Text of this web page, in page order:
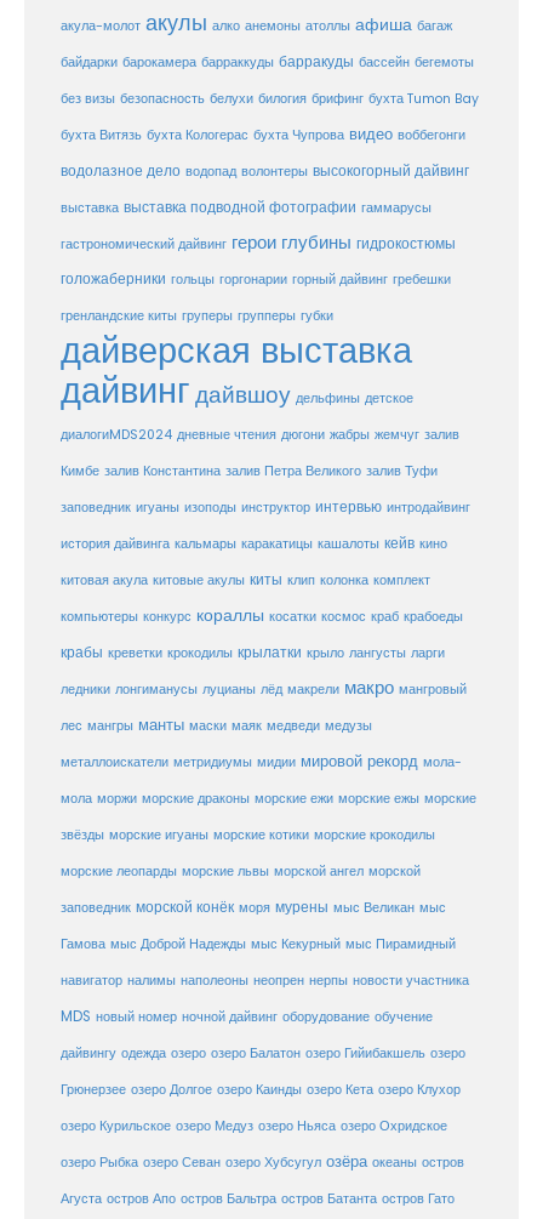
акула-молот акулы алко анемоны атоллы афиша багаж
байдарки барокамера барраккуды барракуды бассейн бегемоты
без визы безопасность белухи билогия брифинг бухта Tumon Bay
бухта Витязь бухта Кологерас бухта Чупрова видео воббегонги
водолазное дело водопад волонтеры высокогорный дайвинг
выставка выставка подводной фотографии гаммарусы
гастрономический дайвинг герои глубины гидрокостюмы
голожаберники гольцы горгонарии горный дайвинг гребешки
гренландские киты груперы групперы губки
дайверская выставка
дайвингдайвшоу дельфины детское
диалогиMDS2024 дневные чтения дюгони жабры жемчуг залив
Кимбе залив Константина залив Петра Великого залив Туфи
заповедник игуаны изоподы инструктор интервью интродайвинг
история дайвинга кальмары каракатицы кашалоты кейв кино
китовая акула китовые акулы киты клип колонка комплект
компьютеры конкурс кораллы косатки космос краб крабоеды
крабы креветки крокодилы крылатки крыло лангусты ларги
ледники лонгиманусы луцианы лёд макрели макро мангровый
лес мангры манты маски маяк медведи медузы
металлоискатели метридиумы мидии мировой рекорд мола-
мола моржи морские драконы морские ежи морские ежы морские
звёзды морские игуаны морские котики морские крокодилы
морские леопарды морские львы морской ангел морской
заповедник морской конёк моря мурены мыс Великан мыс
Гамова мыс Доброй Надежды мыс Кекурный мыс Пирамидный
навигатор налимы наполеоны неопрен нерпы новости участника
MDS новый номер ночной дайвинг оборудование обучение
дайвингу одежда озеро озеро Балатон озеро Гийибакшель озеро
Грюнерзее озеро Долгое озеро Каинды озеро Кета озеро Клухор
озеро Курильское озеро Медуз озеро Ньяса озеро Охридское
озеро Рыбка озеро Севан озеро Хубсугул озёра океаны остров
Агуста остров Апо остров Бальтра остров Батанта остров Гато